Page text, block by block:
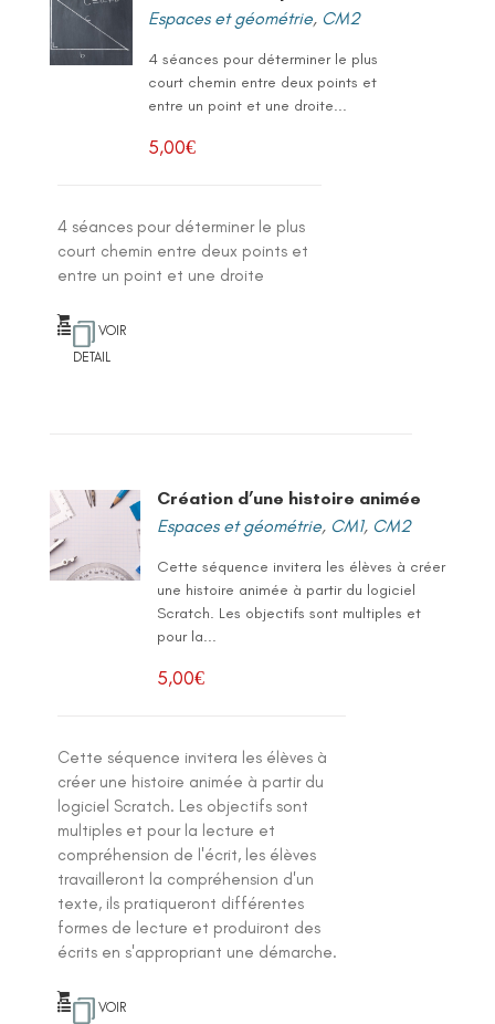
Espaces et géométrie, CM2
4 séances pour déterminer le plus
court chemin entre deux points et
entre un point et une droite...
5,00€
4 séances pour déterminer le plus
court chemin entre deux points et
entre un point et une droite
VOIR
DETAIL
Création d’une histoire animée
Espaces et géométrie, CM1, CM2
Cette séquence invitera les élèves à créer
une histoire animée à partir du logiciel
Scratch. Les objectifs sont multiples et
pour la...
5,00€
Cette séquence invitera les élèves à
créer une histoire animée à partir du
logiciel Scratch. Les objectifs sont
multiples et pour la lecture et
compréhension de l'écrit, les élèves
travailleront la compréhension d'un
texte, ils pratiqueront différentes
formes de lecture et produiront des
écrits en s'appropriant une démarche.
VOIR